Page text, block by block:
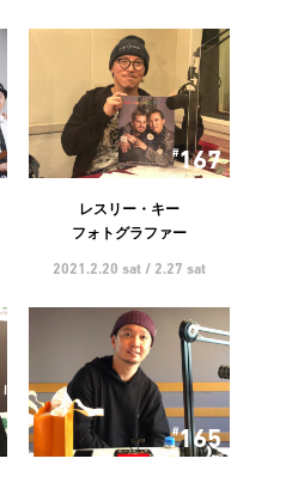
167
レスリー・キー
フォトグラファー
2021.2.20 sat / 2.27 sat
165